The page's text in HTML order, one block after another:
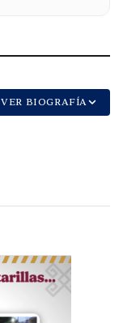
VER BIOGRAFÍA